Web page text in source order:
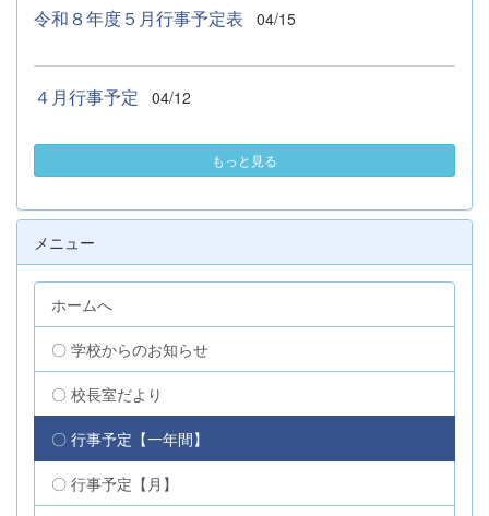
令和８年度５月行事予定表 04/15
４月行事予定 04/12
もっと見る
メニュー
ホームへ
〇 学校からのお知らせ
〇 校長室だより
〇 行事予定【一年間】
〇 行事予定【月】